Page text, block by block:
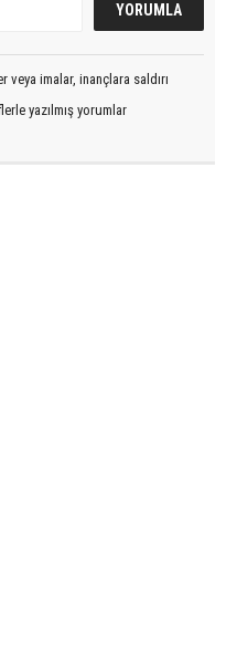
imalar, inançlara saldırı
yazılmış yorumlar